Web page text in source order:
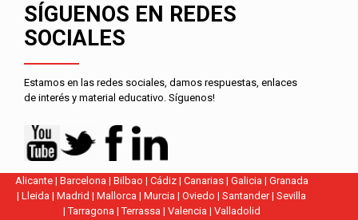
SÍGUENOS EN REDES
SOCIALES
Estamos en las redes sociales, damos respuestas, enlaces
de interés y material educativo. Síguenos!
Alicante| Barcelona | Bilbao | Cádiz| Canarias| Galicia | Granada
|Lleida |Madrid |Mallorca |Murcia |Oviedo |Santander|Sevilla
|Tarragona |Terrassa | Valencia | Valladolid